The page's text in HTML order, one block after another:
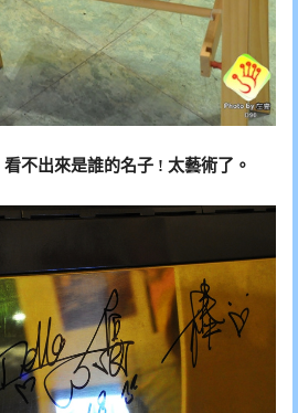
不出來是誰的名子 ! 太藝術了。